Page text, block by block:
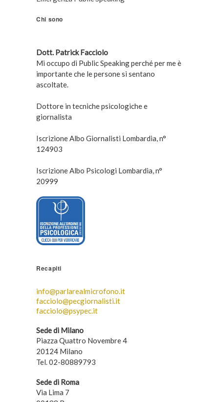
Chi sono
Dott. Patrick Facciolo
Mi occupo di Public Speaking perché per me è
importante che le persone si sentano
ascoltate.
Dottore in tecniche psicologiche e
giornalista
Iscrizione Albo Giornalisti Lombardia, n°
124903
Iscrizione Albo Psicologi Lombardia, n°
20999
Recapiti
info@parlarealmicrofono.it
facciolo@pecgiornalisti.it
facciolo@psypec.it
Sede di Milano
Piazza Quattro Novembre 4
20124 Milano
Tel. 02-80889793
Sede di Roma
Via Lima 7